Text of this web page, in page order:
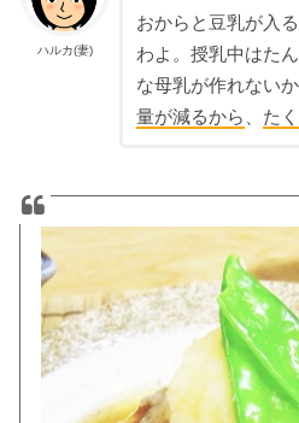
ハルカ(妻)
おからと豆乳が入
わよ。授乳中はた
な母乳が作れないか
量が減るから
た